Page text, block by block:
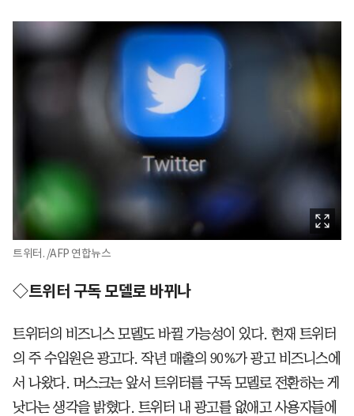
트위터. /AFP 연합뉴스
◇트위터 구독 모델로 바뀌나
트위터의 비즈니스 모델도 바뀔 가능성이 있다. 현재 트위터
의 주 수입원은 광고다. 작년 매출의 90%가 광고 비즈니스에
서 나왔다. 머스크는 앞서 트위터를 구독 모델로 전환하는 게
낫다는 생각을 밝혔다. 트위터 내 광고를 없애고 사용자들에